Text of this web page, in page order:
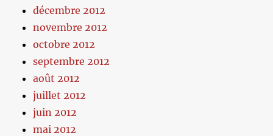
décembre 2012
novembre 2012
octobre 2012
septembre 2012
août 2012
juillet 2012
juin 2012
mai 2012